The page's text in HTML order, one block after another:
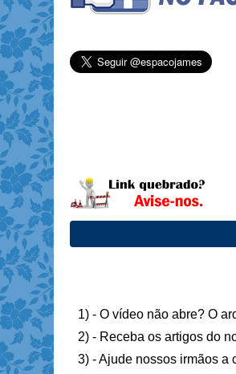
1) - O vídeo não abre? O
2) - Receba os artigos do
3) - Ajude nossos irmãos a